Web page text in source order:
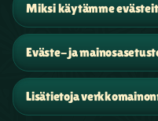
Miksi käytämme
Eväste- ja
Lisätietoja